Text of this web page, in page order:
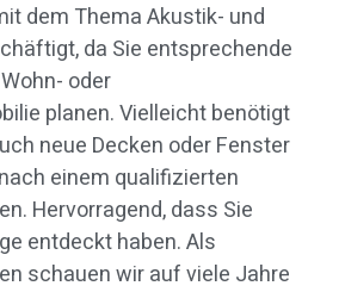
dem Thema Akustik- und
da Sie entsprechende
oder
planen. Vielleicht benötigt
neue Decken oder Fenster
einem qualifizierten
Hervorragend, dass Sie
entdeckt haben. Als
schauen wir auf viele Jahre